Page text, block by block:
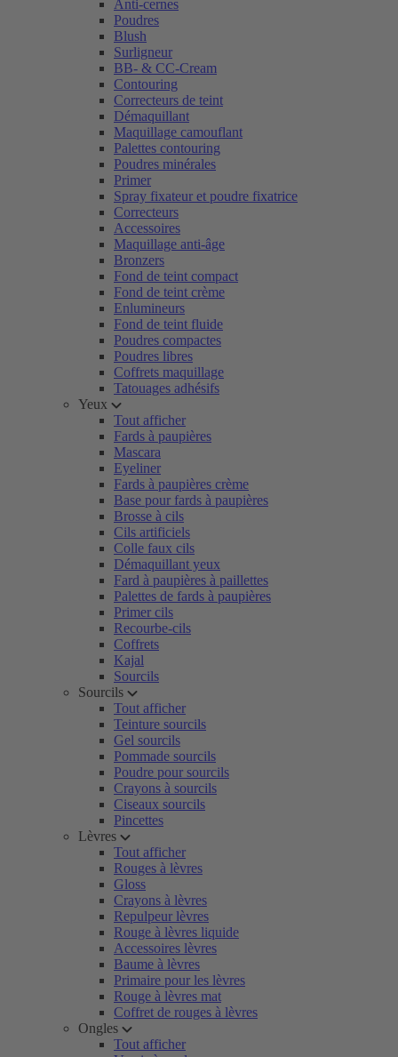
Anti-cernes
Poudres
Blush
Surligneur
BB- & CC-Cream
Contouring
Correcteurs de teint
Démaquillant
Maquillage camouflant
Palettes contouring
Poudres minérales
Primer
Spray fixateur et poudre fixatrice
Correcteurs
Accessoires
Maquillage anti-âge
Bronzers
Fond de teint compact
Fond de teint crème
Enlumineurs
Fond de teint fluide
Poudres compactes
Poudres libres
Coffrets maquillage
Tatouages adhésifs
Yeux
Tout afficher
Fards à paupières
Mascara
Eyeliner
Fards à paupières crème
Base pour fards à paupières
Brosse à cils
Cils artificiels
Colle faux cils
Démaquillant yeux
Fard à paupières à paillettes
Palettes de fards à paupières
Primer cils
Recourbe-cils
Coffrets
Kajal
Sourcils
Sourcils
Tout afficher
Teinture sourcils
Gel sourcils
Pommade sourcils
Poudre pour sourcils
Crayons à sourcils
Ciseaux sourcils
Pincettes
Lèvres
Tout afficher
Rouges à lèvres
Gloss
Crayons à lèvres
Repulpeur lèvres
Rouge à lèvres liquide
Accessoires lèvres
Baume à lèvres
Primaire pour les lèvres
Rouge à lèvres mat
Coffret de rouges à lèvres
Ongles
Tout afficher